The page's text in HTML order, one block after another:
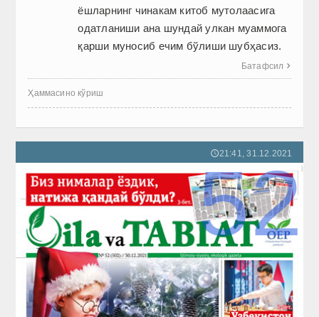
ёшларнинг чинакам китоб мутолаасига
одатланиши ана шундай улкан муаммога
қарши муносиб ечим бўлиши шубҳасиз.
Батафсил 
Ҳаммасино кўриш
🕔21:41, 31.12.2021
52